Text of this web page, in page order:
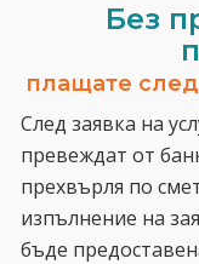
Без
плащате
След заявка на
превеждат от
прехвърля по
изпълнение на
бъде